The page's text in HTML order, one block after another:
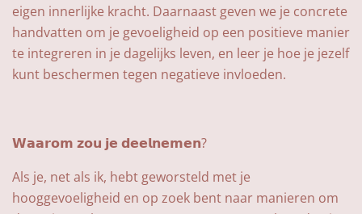
eigen innerlijke kracht. Daarnaast geven we je concrete
handvatten om je gevoeligheid op een positieve manier
te integreren in je dagelijks leven, en leer je hoe je jezelf
kunt beschermen tegen negatieve invloeden.
𝗪𝗮𝗮𝗿𝗼𝗺 𝘇𝗼𝘂 𝗷𝗲 𝗱𝗲𝗲𝗹𝗻𝗲𝗺𝗲𝗻?
Als je, net als ik, hebt geworsteld met je
hooggevoeligheid en op zoek bent naar manieren om